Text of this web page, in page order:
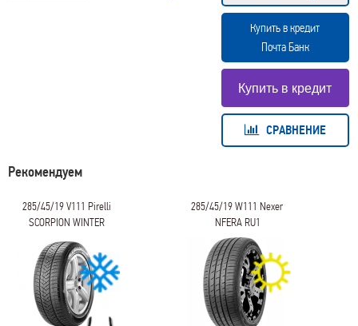
Купить в кредит
Почта Банк
СРАВНЕНИЕ
Рекомендуем
285/45/19 V111 Pirelli
SCORPION WINTER
285/45/19 W111 Nexen
NFERA RU1